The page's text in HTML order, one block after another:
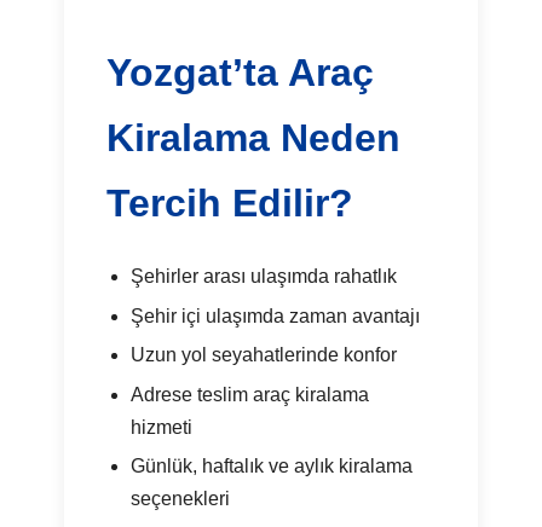
Yozgat’ta Araç
Kiralama Neden
Tercih Edilir?
Şehirler arası ulaşımda rahatlık
Şehir içi ulaşımda zaman avantajı
Uzun yol seyahatlerinde konfor
Adrese teslim araç kiralama
hizmeti
Günlük, haftalık ve aylık kiralama
seçenekleri